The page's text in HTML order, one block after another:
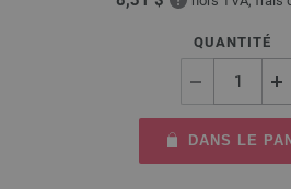
QUANTITÉ
DANS LE